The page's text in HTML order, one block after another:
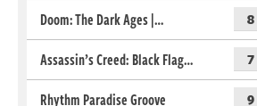
Doom: The Dark Ages |… 8
Assassin’s Creed: Black Flag… 7
Rhythm Paradise Groove 9